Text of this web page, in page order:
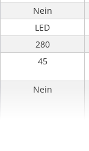
Nein
LED
280
45
Nein